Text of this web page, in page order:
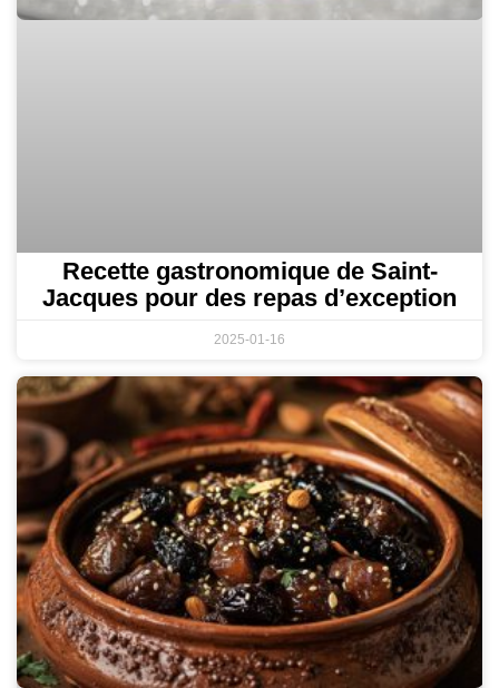
Recette gastronomique de Saint-
Jacques pour des repas d’exception
2025-01-16